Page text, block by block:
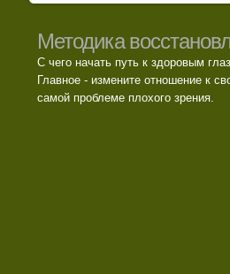
Методика
С чего начать путь к здоровым
Главное - измените отношение к
самой проблеме плохого зрения.